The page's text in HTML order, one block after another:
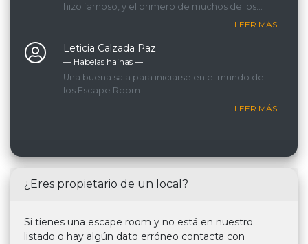
hizo famoso, y el primero de muchos de los
LEER MÁS
Leticia Calzada Paz
— Habelas hainas ―
Una buena sala para iniciarse en el mundo de
los Escape Room
LEER MÁS
¿Eres propietario de un local?
Si tienes una escape room y no está en nuestro
listado o hay algún dato erróneo contacta con